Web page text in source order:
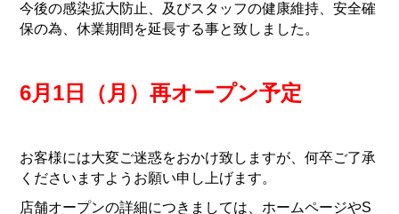
今後の感染拡大防止、及びスタッフの健康維持、安全確
保の為、休業期間を延長する事と致しました。
6月1日（月）再オープン予定
お客様には大変ご迷惑をおかけ致しますが、何卒ご了承
くださいますようお願い申し上げます。
店舗オープンの詳細につきましては、ホームページやS